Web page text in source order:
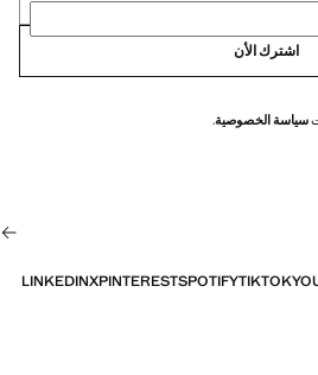
اشترك الأن
سياسة الخصوصية.
TIKTOK
SPOTIFY
PINTEREST
X
LINKEDIN